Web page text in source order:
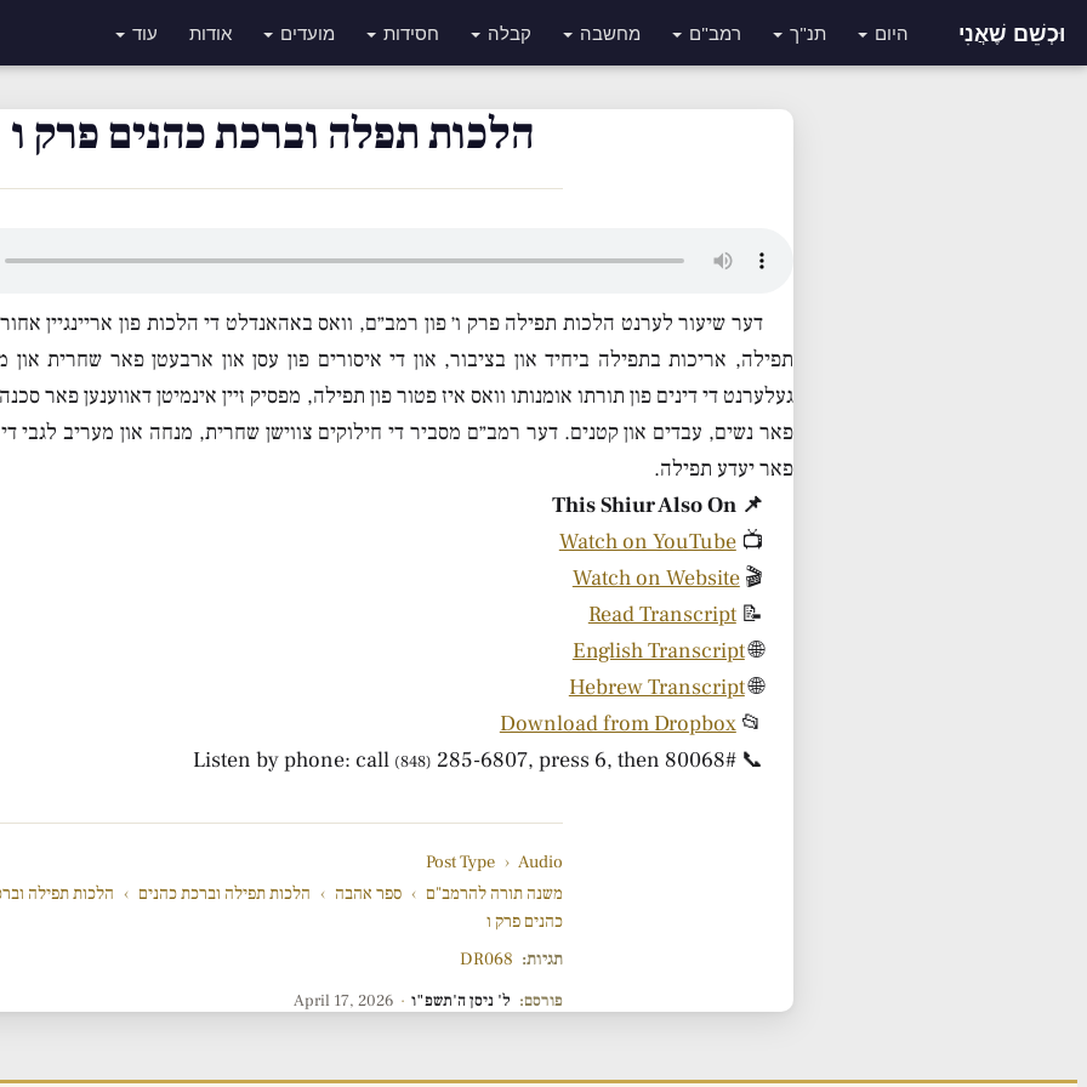
וּכְשֵׁם שֶׁאֲנִי היום תנ"ך רמב"ם מחשבה קבלה חסידות מועדים אודות עוד
הלכות תפלה וברכת כהנים פרק ו
דער שיעור לערנט הלכות תפילה פרק ו׳ פון רמב״ם, וואס באהאנדלט די הלכות פון אריינגיין
תפילה, אריכות בתפילה ביחיד און בציבור, און די איסורים פון עסן און ארבעטן פאר שחרית און
געלערנט די דינים פון תורתו אומנותו וואס איז פטור פון תפילה, מפסיק זיין אינמיטן דאווענען פאר
פאר נשים, עבדים און קטנים. דער רמב״ם מסביר די חילוקים צווישן שחרית, מנחה און מעריב לגבי
פאר יעדע תפילה.
📌 This Shiur Also On
📺
Watch on YouTube
🎬
Watch on Website
📝
Read Transcript
🌐
English Transcript
🌐
Hebrew Transcript
📂
Download from Dropbox
📞 Listen by phone: call
(848) 285-6807, press 6, then 80068#
Post Type › Audio
משנה תורה להרמב"ם › ספר אהבה › הלכות תפילה וברכת כהנים › הלכות תפילה
כהנים פרק ו
תגיות: DR068
פורסם: ל' ניסן ה'תשפ"ו ·
April 17, 2026